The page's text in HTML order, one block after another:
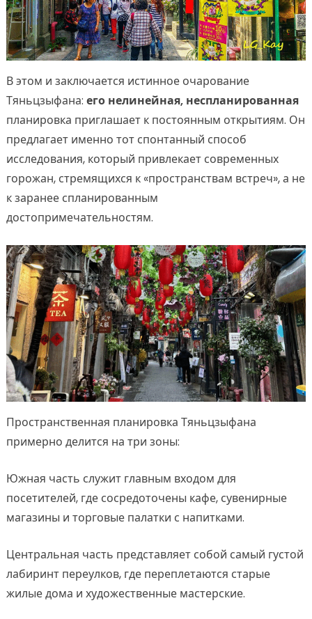
В этом и заключается истинное очарование
Тяньцзыфана: его нелинейная, неспланированная
планировка приглашает к постоянным открытиям. Он
предлагает именно тот спонтанный способ
исследования, который привлекает современных
горожан, стремящихся к «пространствам встреч», а не
к заранее спланированным
достопримечательностям.
Пространственная планировка Тяньцзыфана
примерно делится на три зоны:
Южная часть служит главным входом для
посетителей, где сосредоточены кафе, сувенирные
магазины и торговые палатки с напитками.
Центральная часть представляет собой самый густой
лабиринт переулков, где переплетаются старые
жилые дома и художественные мастерские.